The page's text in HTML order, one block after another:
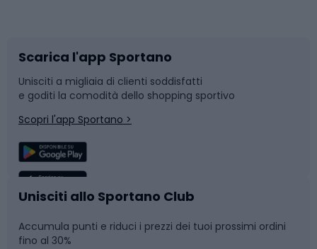
Bushcraft
Corsa
Sport di squadra
Caschi da ciclismo
Skitouring
Slitte e slittini
Snowboard
Camminata nordica
Nuoto
Pattinaggio
Scarica l'app Sportano
Unisciti a migliaia di clienti soddisfatti
e goditi la comodità dello shopping sportivo
Scopri l'app Sportano >
Unisciti allo Sportano Club
Accumula punti e riduci i prezzi dei tuoi prossimi ordini
fino al 30%